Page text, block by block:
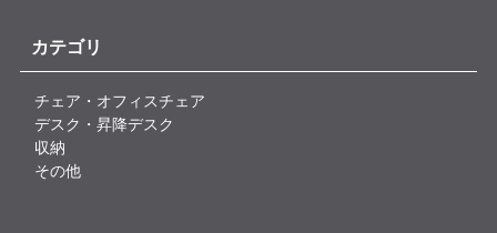
カテゴリ
チェア・オフィスチェア
デスク・昇降デスク
収納
その他